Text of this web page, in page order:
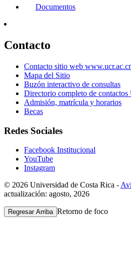
Documentos
Contacto
Contacto sitio web www.ucr.ac.cr
Mapa del Sitio
Buzón interactivo de consultas
Directorio completo de contactos
Admisión, matrícula y horarios
Becas
Redes Sociales
Facebook Institucional
YouTube
Instagram
© 2026 Universidad de Costa Rica -
actualización: agosto, 2026
Regresar Arriba Retorno de foco